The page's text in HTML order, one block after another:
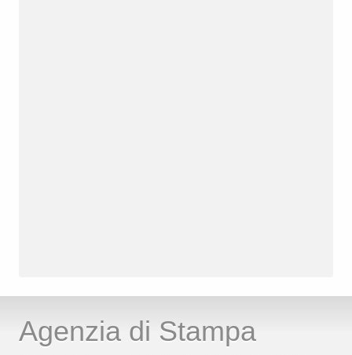
Agenzia di Stampa